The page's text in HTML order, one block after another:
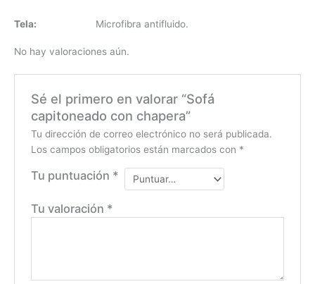
Tela: Microfibra antifluido.
No hay valoraciones aún.
Sé el primero en valorar “Sofá
capitoneado con chapera”
Tu dirección de correo electrónico no será publicada.
Los campos obligatorios están marcados con *
Tu puntuación *
Tu valoración *